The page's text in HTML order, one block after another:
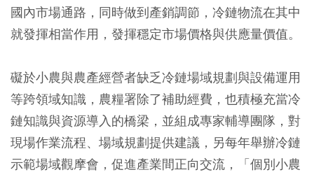
國內市場通路，同時做到產銷調節，冷鏈物流在其中
就發揮相當作用，發揮穩定市場價格與供應量價值。
礙於小農與農產經營者缺乏冷鏈場域規劃與設備運用
等跨領域知識，農糧署除了補助經費，也積極充當冷
鏈知識與資源導入的橋梁，並組成專家輔導團隊，對
現場作業流程、場域規劃提供建議，另每年舉辦冷鏈
示範場域觀摩會，促進產業間正向交流，「個別小農